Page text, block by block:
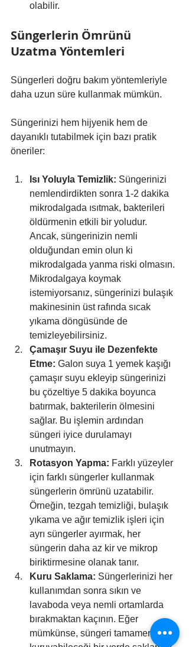
olabilir.
Süngerlerin Ömrünü
Uzatma Yöntemleri
Süngerleri doğru bakım yöntemleriyle
daha uzun süre kullanmak mümkün.
Süngerinizi hem hijyenik hem de
dayanıklı tutabilmek için bazı pratik
öneriler:
Isı Yoluyla Temizlik: Süngerinizi
nemlendirdikten sonra 1-2 dakika
mikrodalgada ısıtmak, bakterileri
öldürmenin etkili bir yoludur.
Ancak, süngerinizin nemli
olduğundan emin olun ki
mikrodalgada yanma riski olmasın.
Mikrodalgaya koymak
istemiyorsanız, süngerinizi bulaşık
makinesinin üst rafında sıcak
yıkama döngüsünde de
temizleyebilirsiniz.
Çamaşır Suyu ile Dezenfekte
Etme: Galon suya 1 yemek kaşığı
çamaşır suyu ekleyip süngerinizi
bu çözeltiye 5 dakika boyunca
batırmak, bakterilerin ölmesini
sağlar. Bu işlemin ardından
süngeri iyice durulamayı
unutmayın.
Rotasyon Yapma: Farklı yüzeyler
için farklı süngerler kullanmak
süngerlerin ömrünü uzatabilir.
Örneğin, tezgah temizliği, bulaşık
yıkama ve ağır temizlik işleri için
ayrı süngerler ayırmak, her
süngerin daha az kir ve mikrop
biriktirmesine olanak tanır.
Kuru Saklama: Süngerlerinizi her
kullanımdan sonra sıkın ve
lavaboda veya nemli ortamlarda
bırakmaktan kaçının. Eğer
mümkünse, süngeri tamamen